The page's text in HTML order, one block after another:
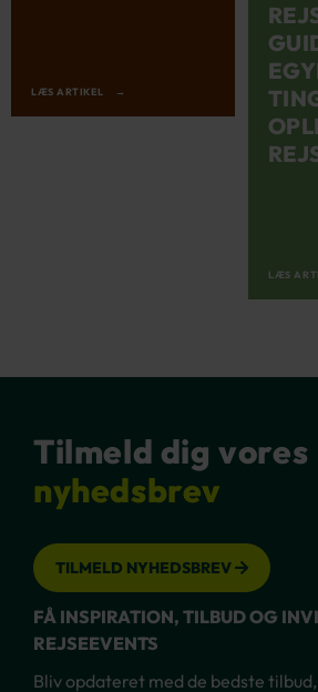
LÆS ARTIKEL
LÆS
Tilmeld dig vores
nyhedsbrev
TILMELD NYHEDSBREV
FÅ INSPIRATION, TILBUD OG
REJSEEVENTS
Bliv opdateret med de bedste